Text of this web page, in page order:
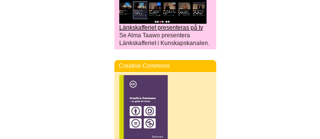
Länkskafferiet presenteras på tv
Se Alma Taawo presentera
Länkskafferiet i Kunskapskanalen.
Creative Commons